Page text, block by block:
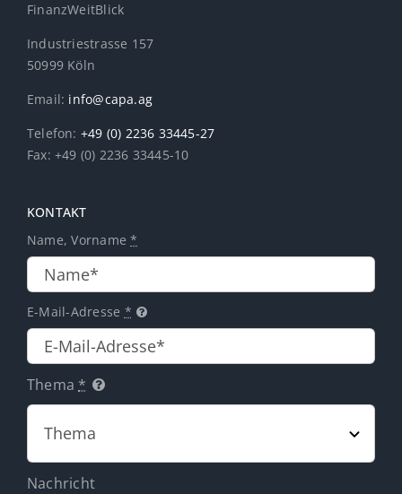
FinanzWeitBlick
Industriestrasse 157
50999 Köln
Email: info@capa.ag
Telefon: +49 (0) 2236 33445-27
Fax: +49 (0) 2236 33445-10
KONTAKT
Name, Vorname*
E-Mail-Adresse *
Thema *
Nachricht